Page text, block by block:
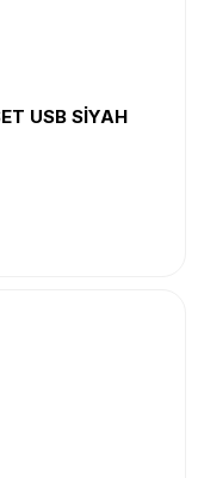
USB SİYAH